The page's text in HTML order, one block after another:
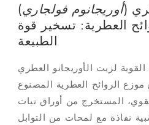
(أوريجانوم فولجاري)
العطرية: تسخير قوة
الطبيعة
القوية لزيت الأوريجانو العطري
الروائح العطرية المصنوع
المستخرج من أوراق نبات
نفاذة مع لمحات من التوابل